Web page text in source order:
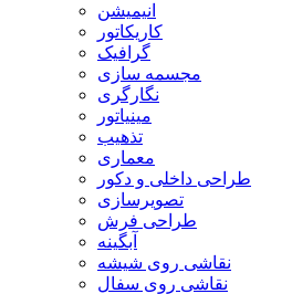
انیمیشن
کاریکاتور
گرافیک
مجسمه سازی
نگارگری
مینیاتور
تذهیب
معماری
طراحی داخلی و دکور
تصویرسازی
طراحی فرش
آبگینه
نقاشی روی شیشه
نقاشی روی سفال